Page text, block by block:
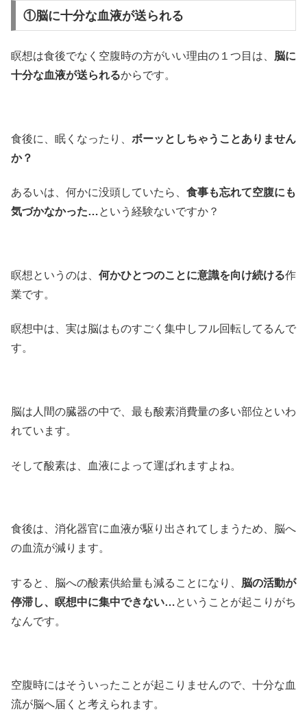
①脳に十分な血液が送られる
瞑想は食後でなく空腹時の方がいい理由の１つ目は、 脳に
十分な血液が送られるからです。
食後に、眠くなったり、 ボーッとしちゃうことありません
か？
あるいは、何かに没頭していたら、 食事も忘れて空腹にも
気づかなかった…という経験ないですか？
瞑想というのは、 何かひとつのことに意識を向け続ける作
業です。
瞑想中は、実は脳はものすごく集中しフル回転してるんで
す。
脳は人間の臓器の中で、最も酸素消費量の多い部位といわ
れています。
そして酸素は、血液によって運ばれますよね。
食後は、消化器官に血液が駆り出されてしまうため、脳へ
の血流が減ります。
すると、脳への酸素供給量も減ることになり、 脳の活動が
停滞し、瞑想中に集中できない…ということが起こりがち
なんです。
空腹時にはそういったことが起こりませんので、十分な血
流が脳へ届くと考えられます。